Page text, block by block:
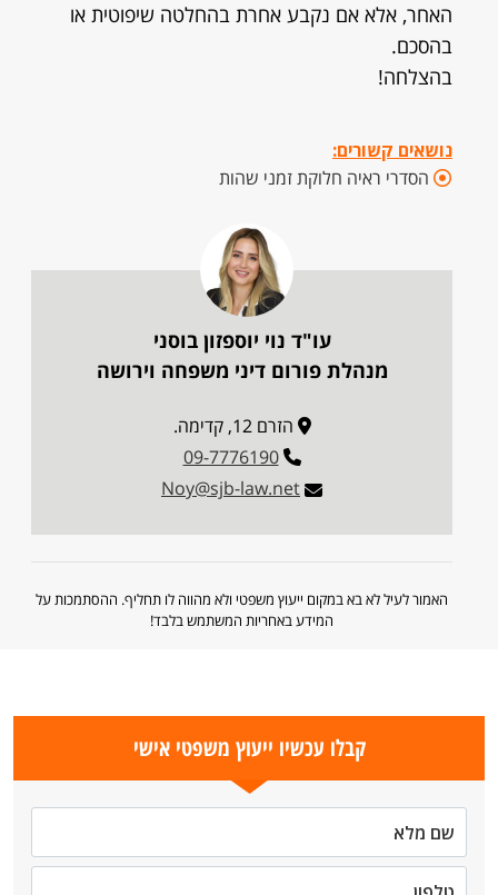
האחר, אלא אם נקבע אחרת בהחלטה שיפוטית או
בהסכם.
בהצלחה!
נושאים קשורים:
הסדרי ראיה חלוקת זמני שהות
עו"ד נוי יוספזון בוסני
מנהלת פורום דיני משפחה וירושה
הזרם 12, קדימה.
09-7776190
Noy@sjb-law.net
האמור לעיל לא בא במקום ייעוץ משפטי ולא מהווה לו תחליף. ההסתמכות על
המידע באחריות המשתמש בלבד!
קבלו עכשיו ייעוץ משפטי אישי